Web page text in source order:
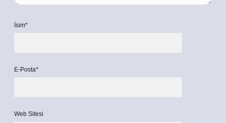
İsim*
E-Posta*
Web Sitesi